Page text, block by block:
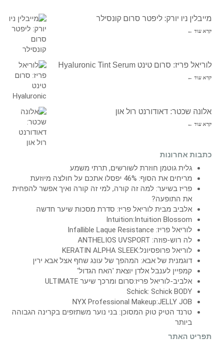
מייבלין ניו יורק: ליפטר סרום קונסילר
קרא עוד ←
לוריאל פריז: סרום טינט Hyaluronic Tint Serum
קרא עוד ←
אלונה שכטר: דאודורנט רול און
קרא עוד ←
כתבות אחרונות
גלית גוטמן חוזרת לשורשים, תרתי משמע
מריחים את הסוף: 46% יפסלו אתכם על חולצה מיוזעת
פריז בשיער: למה זה קורה, למי זה קורה ואיך אפשר להפחית
את התופעה?
אלביב מבית לוריאל פריז: סדרת מסכות שיער חדשה
Intuition:Intuition Blossom
לוריאל פריז: Infallible Laque Resistance
לה רוש-פוזה: ANTHELIOS UVSPORT
לוריאל פרופסיונל:KERATIN ALPHA SLEEK
דוגמנית של אבא: המהפך של עונג שחף אצל אבא ירין
קמפיין לענבל אלדן יוצאת 'האח הגדול'
אלביב-לוריאל פריז:סרום ומרכך שיער ULTIMATE
Schick: Schick BODY
NYX Professional Makeup:JELLY JOB
טרנד הטיק טוק המסוכן: בני נוער משתזפים בקרינה הגבוהה
ביותר
תפריט האתר